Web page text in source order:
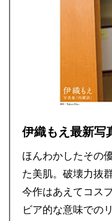
伊織もえ最新写
ほんわかしたその
た美肌。破壊力抜
今作はあえてコス
ビア的な意味での